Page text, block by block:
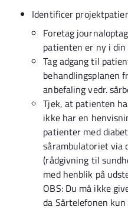
Identificer
Foretag
patienten er ny i
Tag adgang til
behandlingsplanen
anbefaling vedr.
Tjek, at patienten
ikke har en
patienter med
sårambulatoriet via
(rådgivning til
med henblik på
OBS: Du må ikke
da Sårtelefonen